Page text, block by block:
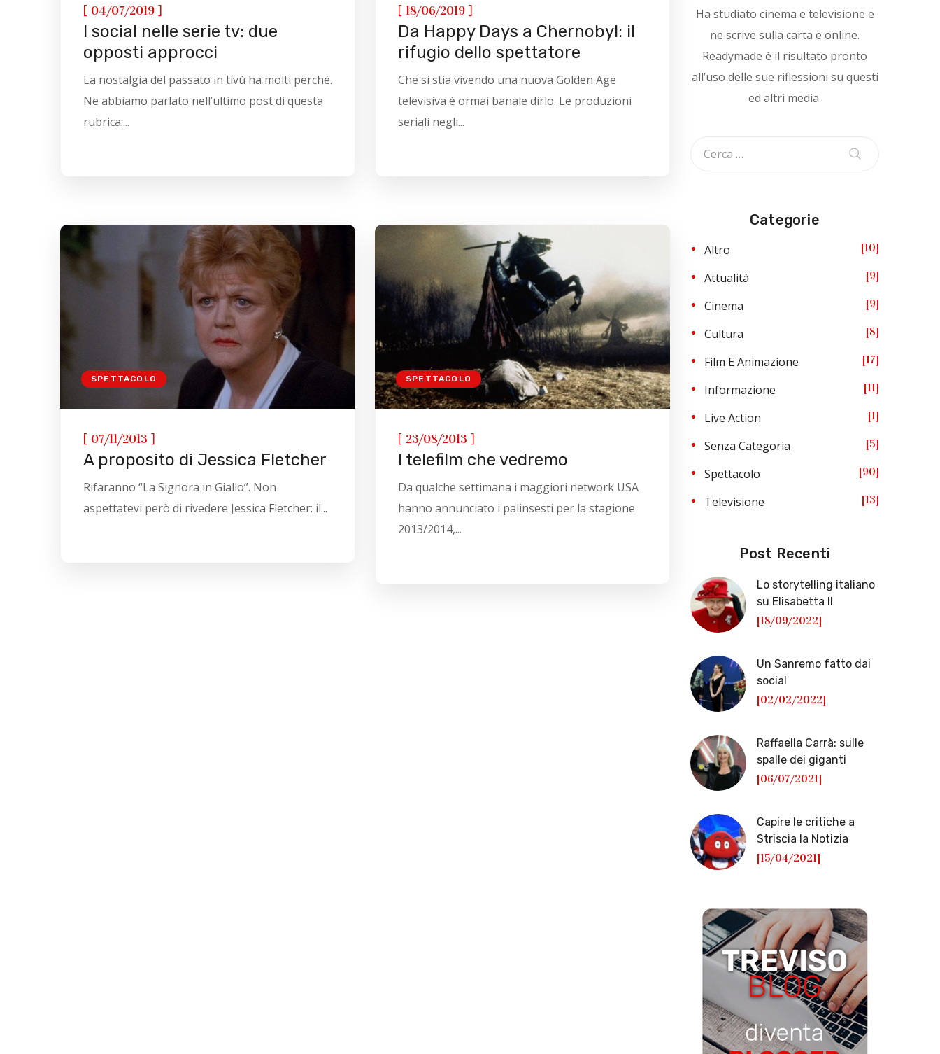
[ 04/07/2019 ]
I social nelle serie tv: due
opposti approcci
La nostalgia del passato in tivù ha molti perché.
Ne abbiamo parlato nell’ultimo post di questa
rubrica:...
[ 18/06/2019 ]
Da Happy Days a Chernobyl: il
rifugio dello spettatore
Che si stia vivendo una nuova Golden Age
televisiva è ormai banale dirlo. Le produzioni
seriali negli...
SPETTACOLO
[ 07/11/2013 ]
A proposito di Jessica Fletcher
Rifaranno “La Signora in Giallo”. Non
aspettatevi però di rivedere Jessica Fletcher: il...
SPETTACOLO
[ 23/08/2013 ]
I telefilm che vedremo
Da qualche settimana i maggiori network USA
hanno annunciato i palinsesti per la stagione
2013/2014,...
Ha studiato cinema e televisione e
ne scrive sulla carta e online.
Readymade è il risultato pronto
all’uso delle sue riflessioni su questi
ed altri media.
Categorie
Altro 10
Attualità 9
Cinema 9
Cultura 8
Film E Animazione 17
Informazione 11
Live Action 1
Senza Categoria 5
Spettacolo 90
Televisione 13
Post Recenti
Lo storytelling italiano
su Elisabetta II
[18/09/2022]
Un Sanremo fatto dai
social
[02/02/2022]
Raffaella Carrà: sulle
spalle dei giganti
[06/07/2021]
Capire le critiche a
Striscia la Notizia
[15/04/2021]